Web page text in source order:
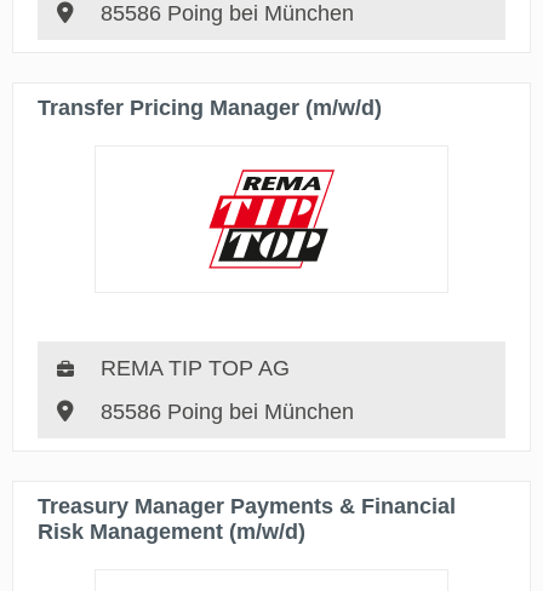
85586 Poing bei München
Transfer Pricing Manager (m/w/d)
REMA TIP TOP AG
85586 Poing bei München
Treasury Manager Payments & Financial
Risk Management (m/w/d)